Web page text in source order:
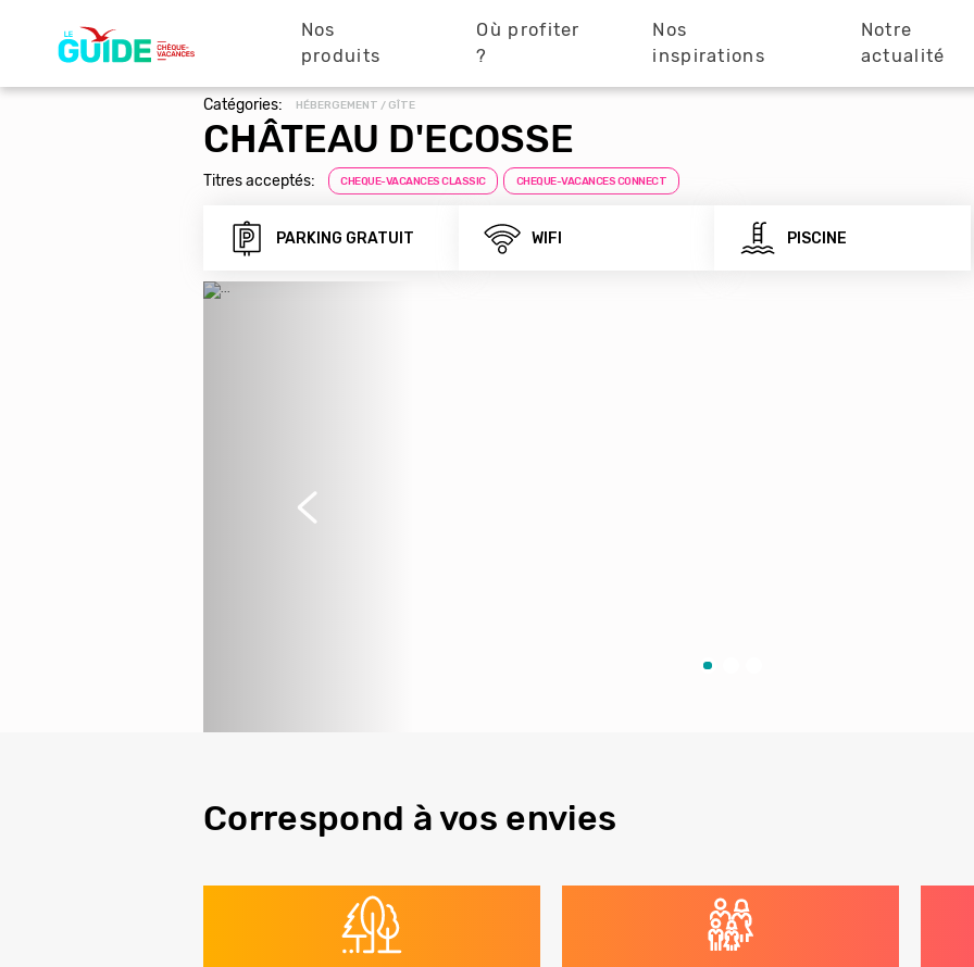
principale
Nos
produits
Où profiter
?
Nos
inspirations
Notre
actualité
Catégories: HÉBERGEMENT / GÎTE
CHÂTEAU D'ECOSSE
Titres acceptés: CHEQUE-VACANCES CLASSIC CHEQUE-VACANCES CONNECT
PARKING GRATUIT WIFI PISCINE
Précédent
Correspond à vos envies